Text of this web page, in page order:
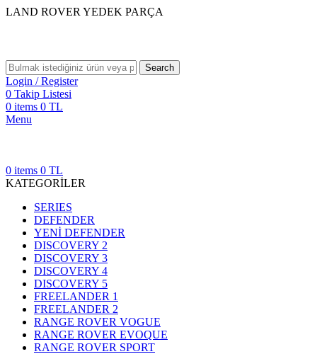
LAND ROVER YEDEK PARÇA
Search
Login / Register
0 Takip Listesi
0 items 0 TL
Menu
0 items 0 TL
KATEGORİLER
SERIES
DEFENDER
YENİ DEFENDER
DISCOVERY 2
DISCOVERY 3
DISCOVERY 4
DISCOVERY 5
FREELANDER 1
FREELANDER 2
RANGE ROVER VOGUE
RANGE ROVER EVOQUE
RANGE ROVER SPORT